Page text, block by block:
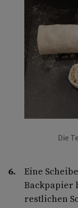
Die
Eine
Backpapier
restlichen